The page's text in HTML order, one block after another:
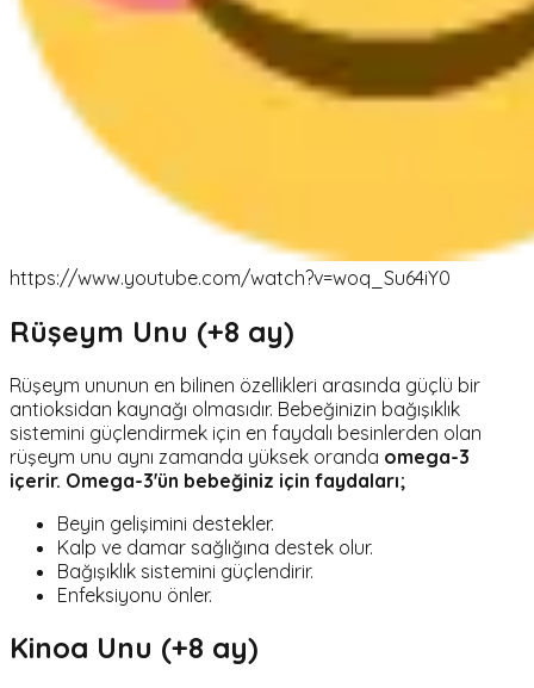
https://www.youtube.com/watch?v=woq_Su64iY0
Rüşeym Unu (+8 ay)
Rüşeym ununun en bilinen özellikleri arasında güçlü bir
antioksidan kaynağı olmasıdır. Bebeğinizin bağışıklık
sistemini güçlendirmek için en faydalı besinlerden olan
rüşeym unu aynı zamanda yüksek oranda omega-3
içerir. Omega-3'ün bebeğiniz için faydaları;
Beyin gelişimini destekler.
Kalp ve damar sağlığına destek olur.
Bağışıklık sistemini güçlendirir.
Enfeksiyonu önler.
Kinoa Unu (+8 ay)